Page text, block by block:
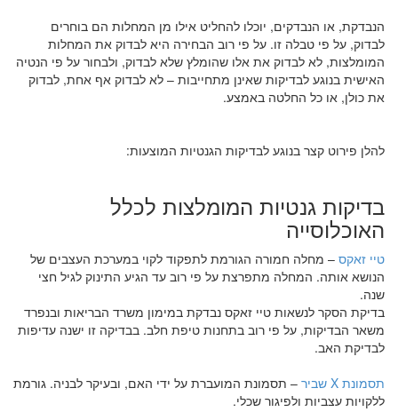
הנבדקת, או הנבדקים, יוכלו להחליט אילו מן המחלות הם בוחרים
לבדוק, על פי טבלה זו. על פי רוב הבחירה היא לבדוק את המחלות
המומלצות, לא לבדוק את אלו שהומלץ שלא לבדוק, ולבחור על פי הנטיה
האישית בנוגע לבדיקות שאינן מתחייבות – לא לבדוק אף אחת, לבדוק
את כולן, או כל החלטה באמצע.
להלן פירוט קצר בנוגע לבדיקות הגנטיות המוצעות:
בדיקות גנטיות המומלצות לכלל
האוכלוסייה
טיי זאקס – מחלה חמורה הגורמת לתפקוד לקוי במערכת העצבים של
הנושא אותה. המחלה מתפרצת על פי רוב עד הגיע התינוק לגיל חצי
שנה.
בדיקת הסקר לנשאות טיי זאקס נבדקת במימון משרד הבריאות ובנפרד
משאר הבדיקות, על פי רוב בתחנות טיפת חלב. בבדיקה זו ישנה עדיפות
לבדיקת האב.
תסמונת X שביר
– תסמונת המועברת על ידי האם, ובעיקר לבניה. גורמת
ללקויות עצביות ולפיגור שכלי.